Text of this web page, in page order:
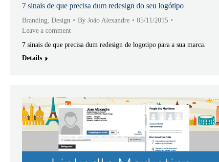
7 sinais de que precisa dum redesign do seu logótipo
Branding Design By João Alexandre
05/11/2015
Leave a comment
7 sinais de que precisa dum redesign de logotipo para a sua marca.
Details